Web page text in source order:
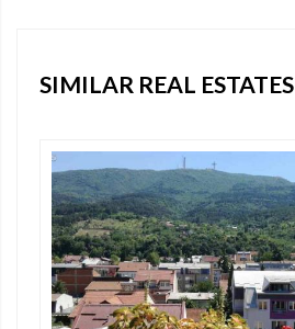
SIMILAR REAL ESTATES